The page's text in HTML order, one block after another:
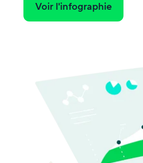
Voir l'infographie